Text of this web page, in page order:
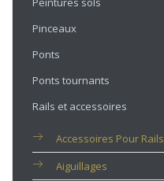
Pinceaux
Ponts
Ponts tournants
Rails et accessoires
Accessoires Pour Rails
Aiguillages